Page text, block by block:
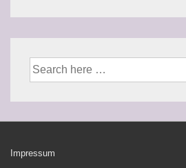
Suche
nach:
Footer-
Impressum